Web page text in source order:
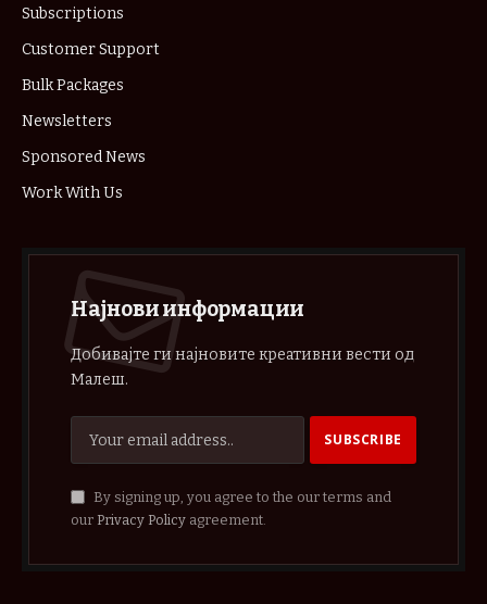
Subscriptions
Customer Support
Bulk Packages
Newsletters
Sponsored News
Work With Us
Најнови информации
Добивајте ги најновите креативни вести од
Малеш.
By signing up, you agree to the our terms and
our Privacy Policyagreement.